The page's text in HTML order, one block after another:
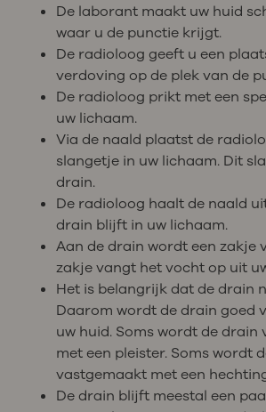
De laborant maakt uw huid
waar u de punctie krijgt.
De radioloog geeft u een
verdoving op de plek van de
De radioloog prikt met een
uw lichaam.
Via de naald plaatst de
slangetje in uw lichaam. Dit
drain.
De radioloog haalt de naald
drain blijft in uw lichaam.
Aan de drain wordt een zakje
zakje vangt het vocht op uit
Het is belangrijk dat de drain
Daarom wordt de drain goed
uw huid. Soms wordt de drain
met een pleister. Soms wordt
vastgemaakt met een
De drain blijft meestal een